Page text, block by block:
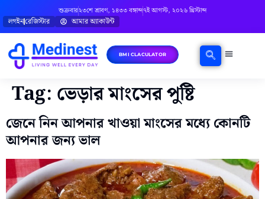
শুক্রবার২৩শে শ্রাবণ, ১৪৩৩ বঙ্গাব্দ৭ই আগস্ট, ২০২৬ খ্রিস্টাব্দ
লগইনরেজিস্টার আমার অ্যাকাউন্ট
BMI CLACULATOR
Tag: ভেড়ার মাংসের পুষ্টি
জেনে নিন আপনার খাওয়া মাংসের মধ্যে কোনটি
আপনার জন্য ভাল